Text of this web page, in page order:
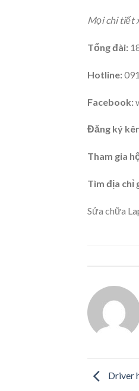
Mọi chi tiết
Tổng đài:
Hotline:
Facebook:
Đăng ký
Tham gia
Tìm địa chỉ
Sửa chữa
Driver